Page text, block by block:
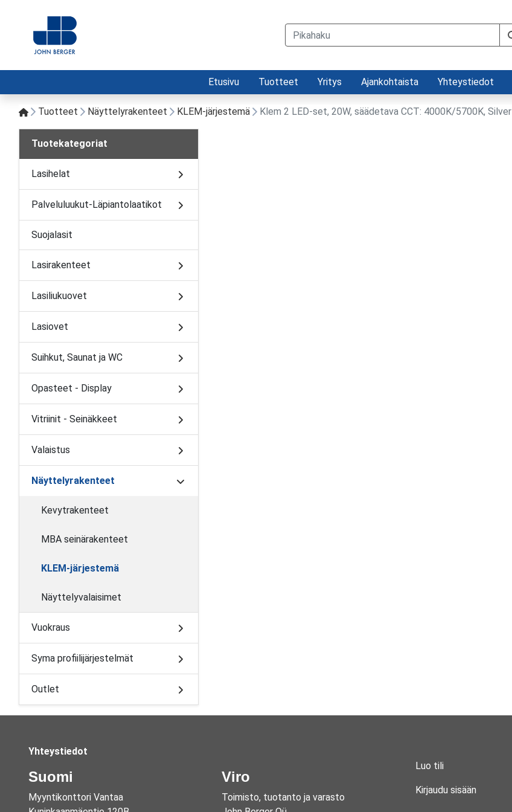
Etusivu Tuotteet Yritys Ajankohtaista Yhteystiedot
Tuotteet Näyttelyrakenteet KLEM-järjestemä Klem 2 LED-set, 20W, säädetava CCT: 4000K/5700K, Silver
Tuotekategoriat
Lasihelat
Palveluluukut-Läpiantolaatikot
Suojalasit
Lasirakenteet
Lasiliukuovet
Lasiovet
Suihkut, Saunat ja WC
Opasteet - Display
Vitriinit - Seinäkkeet
Valaistus
Näyttelyrakenteet
Kevytrakenteet
MBA seinärakenteet
KLEM-järjestemä
Näyttelyvalaisimet
Vuokraus
Syma profiilijärjestelmät
Outlet
Yhteystiedot
Suomi
Myyntikonttori Vantaa
Viro
Toimisto, tuotanto ja varasto
Luo tili
Kirjaudu sisään